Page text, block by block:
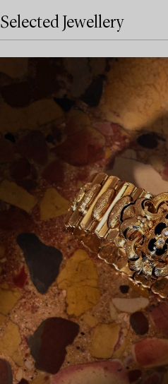
Selected Jewellery